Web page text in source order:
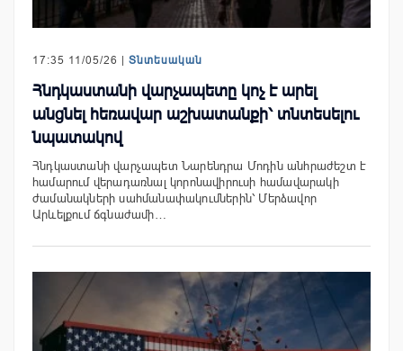
17:35 11/05/26 | Տնտեսական
Հնդկաստանի վարչապետը կոչ է արել
անցնել հեռավար աշխատանքի՝ տնտեսելու
նպատակով
Հնդկաստանի վարչապետ Նարենդրա Մոդին անհրաժեշտ է
համարում վերադառնալ կորոնավիրուսի համավարակի
ժամանակների սահմանափակումներին՝ Մերձավոր
Արևելքում ճգնաժամի…